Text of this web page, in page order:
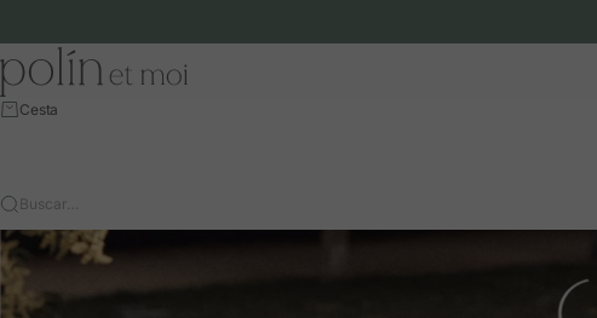
Polín et moi - EU
Cesta
Buscar…